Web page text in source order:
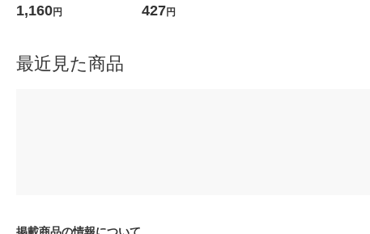
(100枚入)
1,160円
0 1袋(100枚入)
427円
最近見た商品